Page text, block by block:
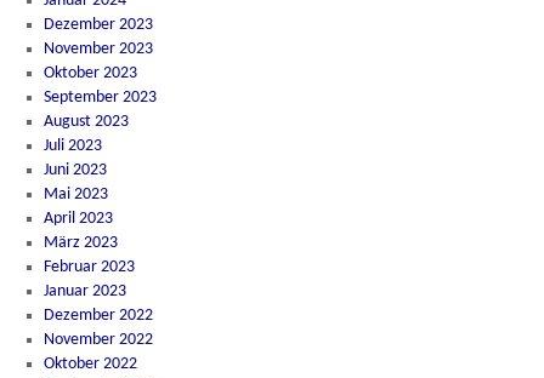
Dezember 2023
November 2023
Oktober 2023
September 2023
August 2023
Juli 2023
Juni 2023
Mai 2023
April 2023
März 2023
Februar 2023
Januar 2023
Dezember 2022
November 2022
Oktober 2022